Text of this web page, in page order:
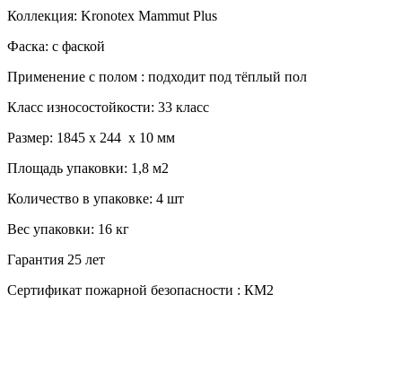
Коллекция: Kronotex Mammut Plus
Фаска: с фаской
Применение с полом : подходит под тёплый пол
Класс износостойкости: 33 класс
Размер: 1845 х 244 х 10 мм
Площадь упаковки: 1,8 м2
Количество в упаковке: 4 шт
Вес упаковки: 16 кг
Гарантия 25 лет
Сертификат пожарной безопасности : КМ2